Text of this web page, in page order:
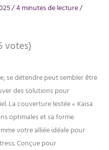
/4 minutes de lecture/
votes)
se détendre peut sembler être
des solutions pour
La couverture lestée « Kaisa
optimales et sa forme
votre alliée idéale pour
Conçue pour